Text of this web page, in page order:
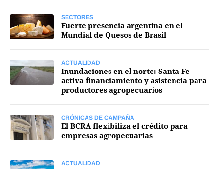
SECTORES
Fuerte presencia argentina en el
Mundial de Quesos de Brasil
ACTUALIDAD
Inundaciones en el norte: Santa Fe
activa financiamiento y asistencia para
productores agropecuarios
CRÓNICAS DE CAMPAÑA
El BCRA flexibiliza el crédito para
empresas agropecuarias
ACTUALIDAD